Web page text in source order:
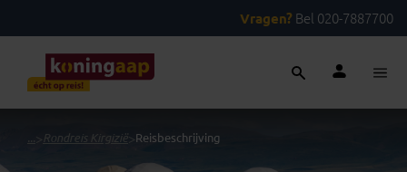
Vragen? Bel 020-7887700
... > Rondreis Kirgizië>Reisbeschrijving